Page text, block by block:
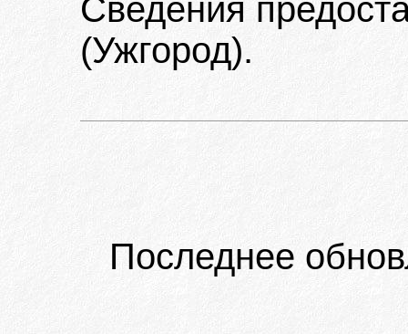
Сведения
(Ужгород).
Последнее